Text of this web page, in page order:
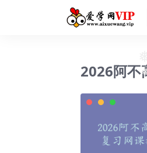
2026阿不